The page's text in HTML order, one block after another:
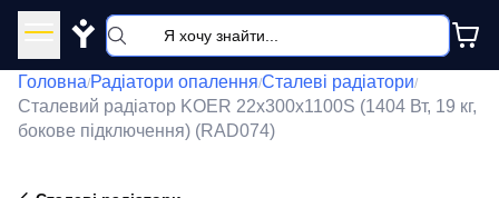
Y
Головна/Радіатори опалення/Сталеві радіатори/
Сталевий радіатор KOER 22x300x1100S (1404 Вт, 19 кг,
бокове підключення) (RAD074)